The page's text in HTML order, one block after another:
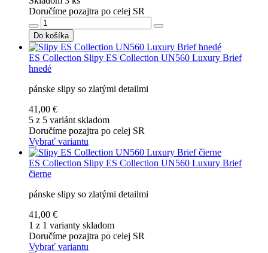
Doručíme pozajtra po celej SR
Do košíka
ES Collection Slipy ES Collection UN560 Luxury Brief
hnedé
pánske slipy so zlatými detailmi
41,00 €
5 z 5 variánt skladom
Doručíme pozajtra po celej SR
Vybrať variantu
ES Collection Slipy ES Collection UN560 Luxury Brief
čierne
pánske slipy so zlatými detailmi
41,00 €
1 z 1 varianty skladom
Doručíme pozajtra po celej SR
Vybrať variantu